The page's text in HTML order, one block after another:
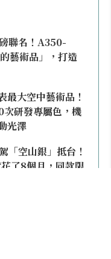
聯名！A350-
藝術品」，打造
大空中藝術品！
研發專屬色，機
光澤
「空山銀」抵台！
了8個月，同款限